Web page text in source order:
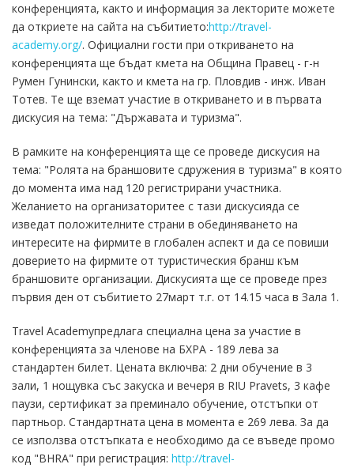
конференцията, както и информация за лекторите можете
да откриете на сайта на събитието:http://travel-
academy.org/. Официални гости при откриването на
конференцията ще бъдат кмета на Община Правец - г-н
Румен Гунински, както и кмета на гр. Пловдив - инж. Иван
Тотев. Те ще вземат участие в откриването и в първата
дискусия на тема: "Държавата и туризма".
В рамките на конференцията ще се проведе дискусия на
тема: "Ролята на браншовите сдружения в туризма" в която
до момента има над 120 регистрирани участника.
Желанието на организаторитее с тази дискусияда се
изведат положителните страни в обединяването на
интересите на фирмите в глобален аспект и да се повиши
доверието на фирмите от туристическия бранш към
браншовите организации. Дискусията ще се проведе през
първия ден от събитието 27март т.г. от 14.15 часа в Зала 1.
Travel Academyпредлага специална цена за участие в
конференцията за членове на БХРА - 189 лева за
стандартен билет. Цената включва: 2 дни обучение в 3
зали, 1 нощувка със закуска и вечеря в RIU Pravets, 3 кафе
паузи, сертификат за преминало обучение, отстъпки от
партньор. Стандартната цена в момента е 269 лева. За да
се използва отстъпката е необходимо да се въведе промо
код "BHRA" при регистрация: http://travel-